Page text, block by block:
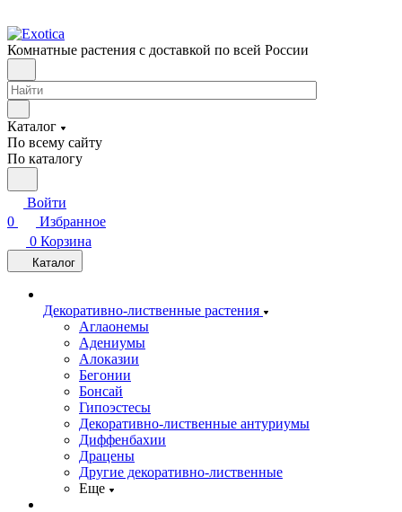
Комнатные растения с доставкой по всей России
Каталог
По всему сайту
По каталогу
Войти
0
Избранное
0 Корзина
Каталог
Декоративно-лиственные растения
Аглаонемы
Адениумы
Алоказии
Бегонии
Бонсай
Гипоэстесы
Декоративно-лиственные антуриумы
Диффенбахии
Драцены
Другие декоративно-лиственные
Еще